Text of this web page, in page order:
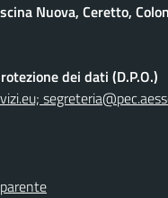
Nuova, Ceretto,
dei dati (D.P.O.)